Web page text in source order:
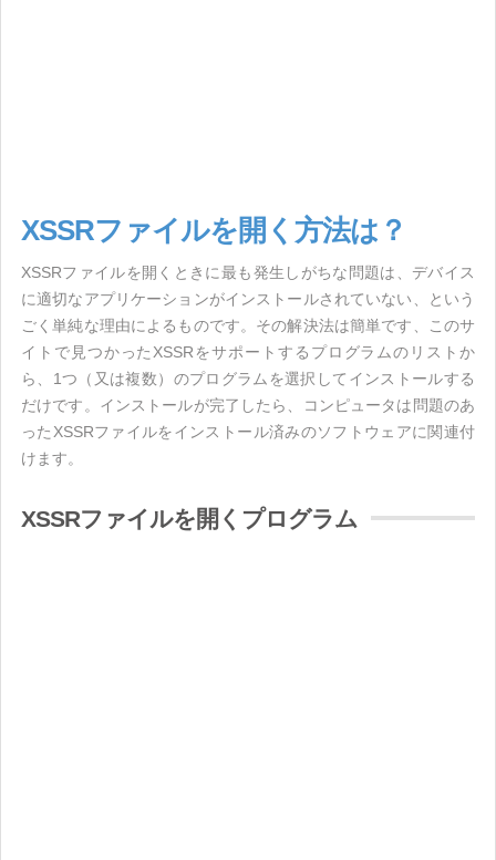
XSSRファイルを開く方法は？
XSSRファイルを開くときに最も発生しがちな問題は、デバイス
に適切なアプリケーションがインストールされていない、という
ごく単純な理由によるものです。その解決法は簡単です、このサ
イトで見つかったXSSRをサポートするプログラムのリストか
ら、1つ（又は複数）のプログラムを選択してインストールする
だけです。インストールが完了したら、コンピュータは問題のあ
ったXSSRファイルをインストール済みのソフトウェアに関連付
けます。
XSSRファイルを開くプログラム